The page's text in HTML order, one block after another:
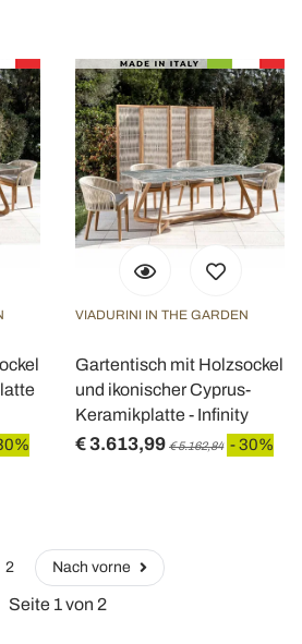
VIADURINI IN THE GARDEN
Gartentisch mit Holzsockel
und ikonischer Cyprus-
Keramikplatte - Infinity
€ 3.613,99 € 5.162,84 - 30%
2 Nach vorne
Seite 1 von 2